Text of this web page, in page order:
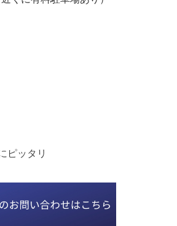
ピッタリ